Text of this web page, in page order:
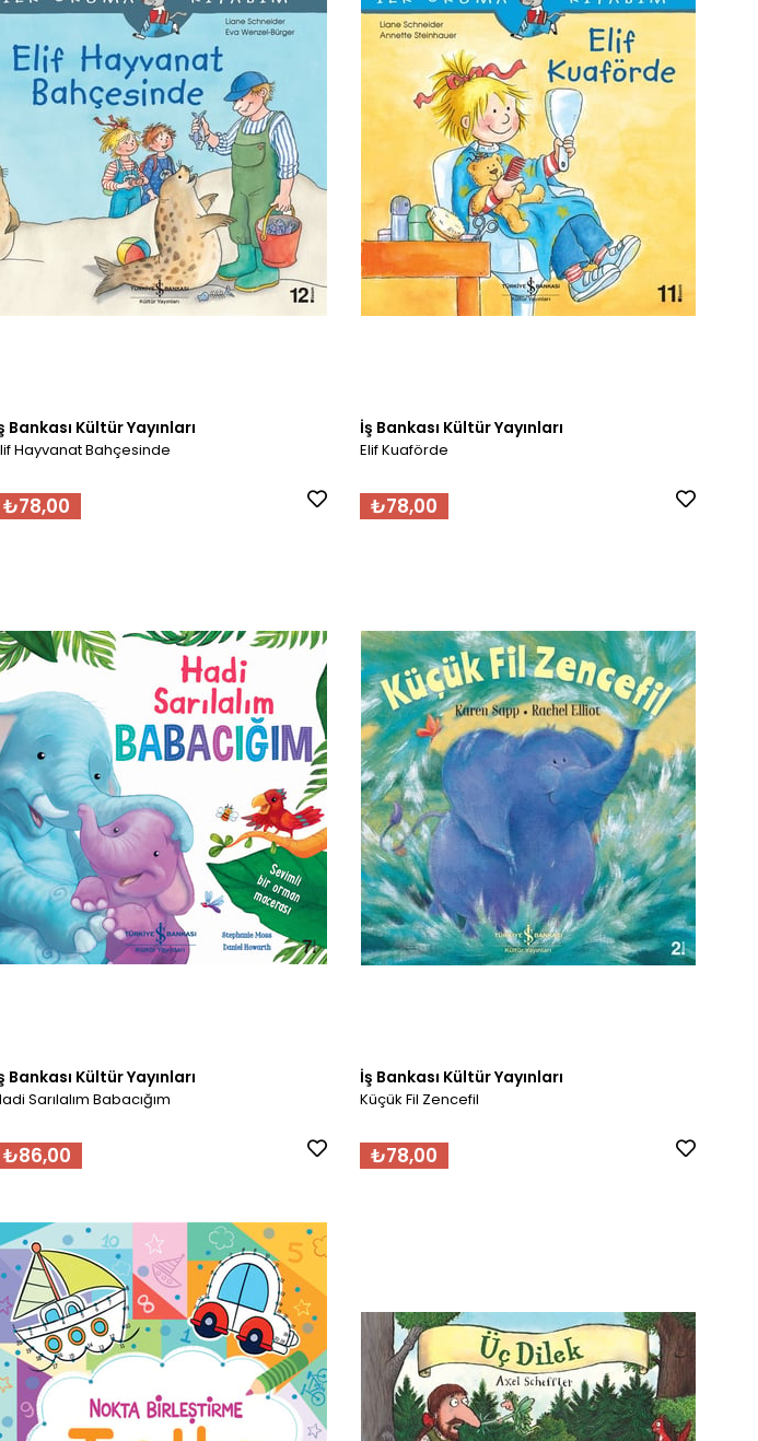
Bankası Kültür Yayınları
Hayvanat Bahçesinde
₺78,00
İş Bankası Kültür Yayınları
Elif Kuaförde
₺78,00
Bankası Kültür Yayınları
Sarılalım Babacığım
₺86,00
İş Bankası Kültür Yayınları
Küçük Fil Zencefil
₺78,00